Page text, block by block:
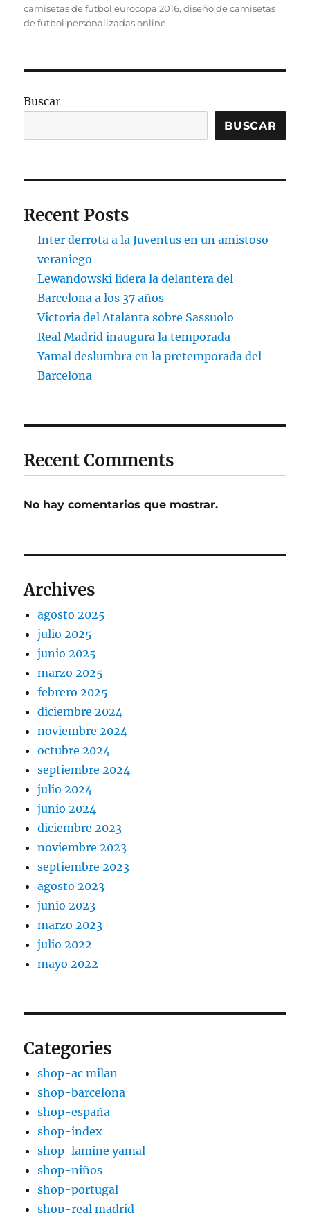
el
camisetas de futbol eurocopa 2016,diseño de camisetas
de futbol personalizadas online
Buscar
BUSCAR
Recent Posts
Inter derrota a la Juventus en un amistoso
veraniego
Lewandowski lidera la delantera del
Barcelona a los 37 años
Victoria del Atalanta sobre Sassuolo
Real Madrid inaugura la temporada
Yamal deslumbra en la pretemporada del
Barcelona
Recent Comments
No hay comentarios que mostrar.
Archives
agosto 2025
julio 2025
junio 2025
marzo 2025
febrero 2025
diciembre 2024
noviembre 2024
octubre 2024
septiembre 2024
julio 2024
junio 2024
diciembre 2023
noviembre 2023
septiembre 2023
agosto 2023
junio 2023
marzo 2023
julio 2022
mayo 2022
Categories
shop-ac milan
shop-barcelona
shop-españa
shop-index
shop-lamine yamal
shop-niños
shop-portugal
shop-real madrid